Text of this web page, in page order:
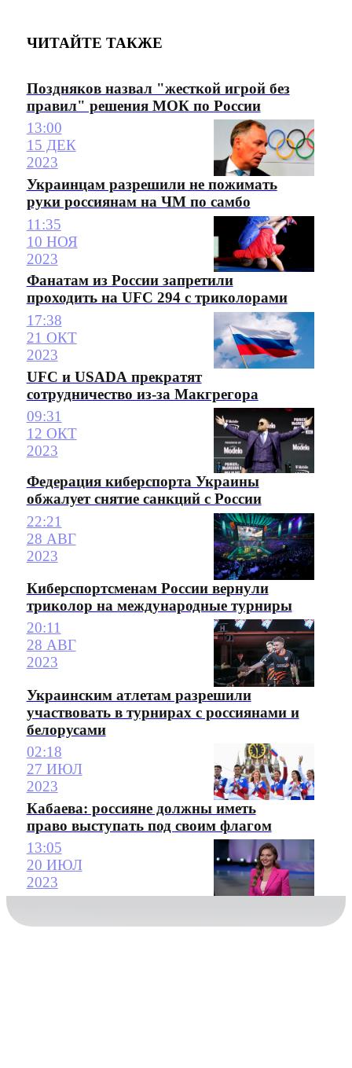
ЧИТАЙТЕ ТАКЖЕ
Поздняков назвал "жесткой игрой без
правил" решения МОК по России
13:00
15 ДЕК
2023
Украинцам разрешили не пожимать
руки россиянам на ЧМ по самбо
11:35
10 НОЯ
2023
Фанатам из России запретили
проходить на UFC 294 с триколорами
17:38
21 ОКТ
2023
UFC и USADA прекратят
сотрудничество из-за Макгрегора
09:31
12 ОКТ
2023
Федерация киберспорта Украины
обжалует снятие санкций с России
22:21
28 АВГ
2023
Киберспортсменам России вернули
триколор на международные турниры
20:11
28 АВГ
2023
Украинским атлетам разрешили
участвовать в турнирах с россиянами и
белорусами
02:18
27 ИЮЛ
2023
Кабаева: россияне должны иметь
право выступать под своим флагом
13:05
20 ИЮЛ
2023